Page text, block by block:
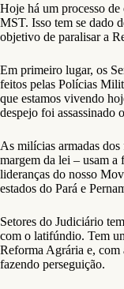
Hoje há um processo
MST. Isso tem se dado
objetivo de paralisar a
Em primeiro lugar, os
feitos pelas Polícias
que estamos vivendo
despejo foi assassinado
As milícias armadas dos
margem da lei – usam a
lideranças do nosso
estados do Pará e
Setores do Judiciário
com o latifúndio. Tem
Reforma Agrária e,
fazendo perseguição.